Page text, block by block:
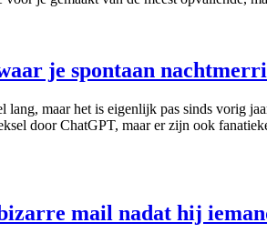
je spontaan
lang, maar het is eigenlijk pas sinds vorig
door ChatGPT, maar er zijn ook
mail nadat hij